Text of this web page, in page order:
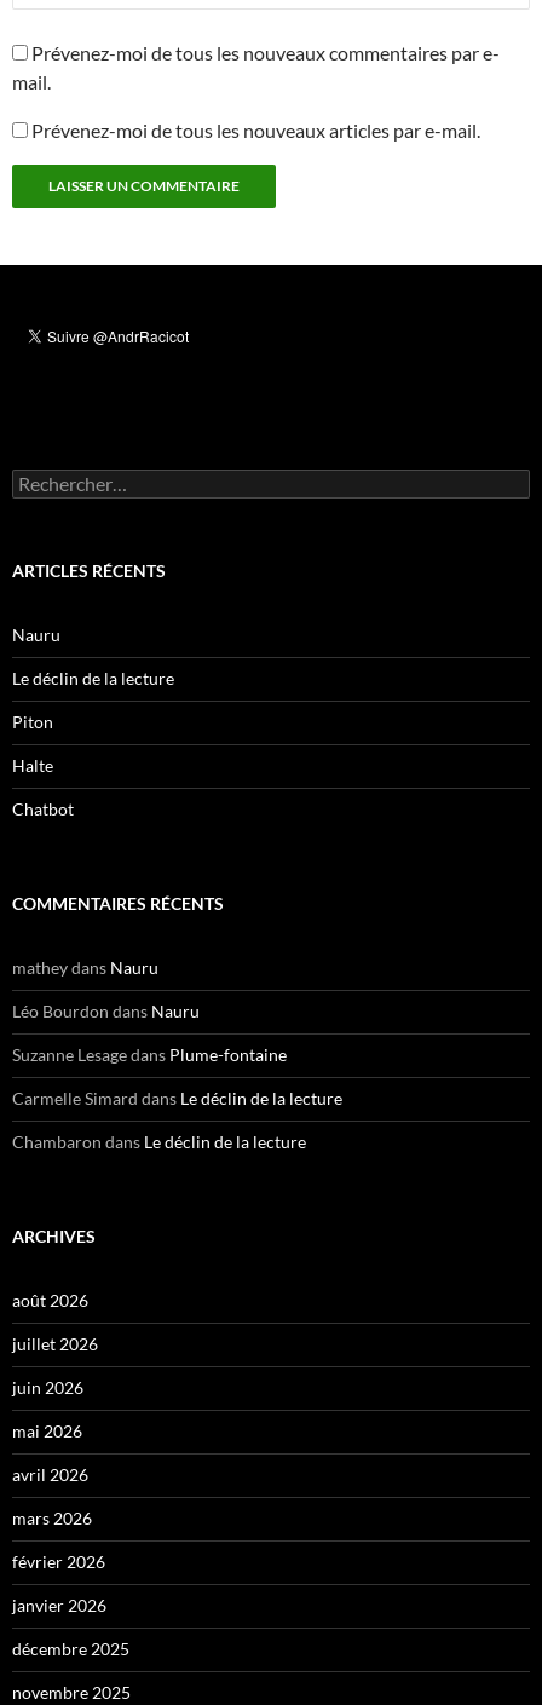
Prévenez-moi de tous les nouveaux commentaires par e-
mail.
Prévenez-moi de tous les nouveaux articles par e-mail.
Rechercher :
ARTICLES RÉCENTS
Nauru
Le déclin de la lecture
Piton
Halte
Chatbot
COMMENTAIRES RÉCENTS
matheydans Nauru
Léo Bourdon dans Nauru
Suzanne Lesagedans Plume-fontaine
Carmelle Simard dans Le déclin de la lecture
Chambaron dans Le déclin de la lecture
ARCHIVES
août 2026
juillet 2026
juin 2026
mai 2026
avril 2026
mars 2026
février 2026
janvier 2026
décembre 2025
novembre 2025